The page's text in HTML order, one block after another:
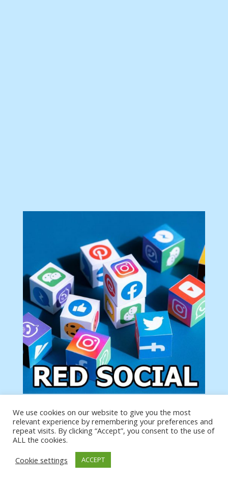
Tu anuncio va aquí
Podemos poner tu anuncio aquí con un link de tu
producto o página
We use cookies on our website to give you the most
relevant experience by remembering your preferences and
repeat visits. By clicking “Accept”, you consent to the use of
ALL the cookies.
Cookie settings
ACCEPT
https://analytics.google.com/analytics/web/?